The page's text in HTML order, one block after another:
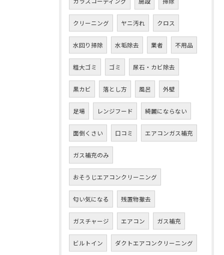
クリーニング ヤニ汚れ クロス
水回り掃除 水垢除去 業者 不用品
粗大ゴミ ゴミ 尿石・カビ除去
黒カビ 落とし方 風呂 外壁
足場 レンジフード 綺麗にならない
面倒くさい 口コミ エアコンガス補充
ガス補充のみ
おそうじエアコンクリーニング
匂い気になる 残置物撤去
ガスチャージ エアコン ガス補充
ビルトイン ダクトエアコンクリーニング